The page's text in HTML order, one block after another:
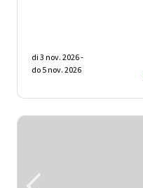
di 3 nov. 2026 -
do 5 nov. 2026